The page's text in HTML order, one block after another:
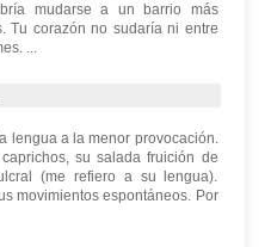
mudarse a un barrio más
Tu corazón no sudaría ni entre
...
lengua a la menor provocación.
su salada fruición de
(me refiero a su lengua).
movimientos espontáneos. Por